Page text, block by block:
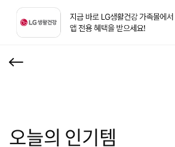
오늘의 인기템